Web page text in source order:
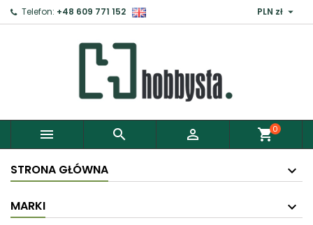
Telefon: +48 609 771 152 PLN zł 
   shopping_cart0
STRONA GŁÓWNA
MARKI